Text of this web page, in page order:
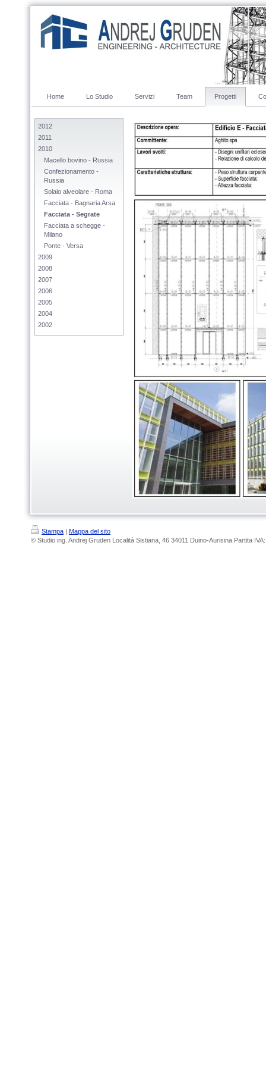
Home Lo Studio Servizi Team Progetti
2012
2011
2010
Macello bovino - Russia
Confezionamento -
Russia
Solaio alveolare - Roma
Facciata - Bagnaria Arsa
Facciata - Segrate
Facciata a schegge -
Milano
Ponte - Versa
2009
2008
2007
2006
2005
2004
2002
Stampa | Mappa del sito
© Studio ing. Andrej Gruden Località Sistiana, 46 34011 Duino-Aurisina Partita